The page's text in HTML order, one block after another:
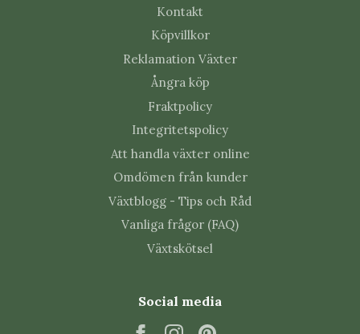
Kontakt
Köpvillkor
Reklamation Växter
Ångra köp
Fraktpolicy
Integritetspolicy
Att handla växter online
Omdömen från kunder
Växtblogg - Tips och Råd
Vanliga frågor (FAQ)
Växtskötsel
Social media